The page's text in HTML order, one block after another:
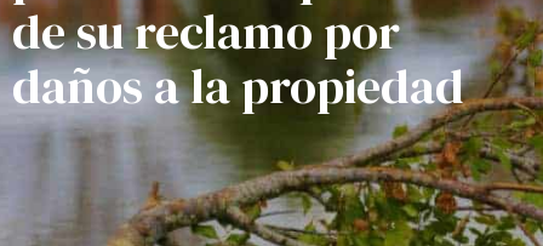
de su reclamo por
daños a la propiedad